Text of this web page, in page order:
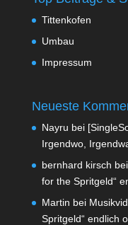
Tittenkofen
Umbau
Impressum
Neueste
Nayru bei
Irgendwo,
bernhard kirsch bei
for the Spritgeld“
Martin bei
Spritgeld“ endlich